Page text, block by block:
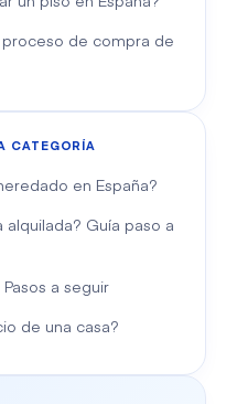
de compra de
CATEGORÍA
en España?
alquilada? Guía paso a
a seguir
de una casa?